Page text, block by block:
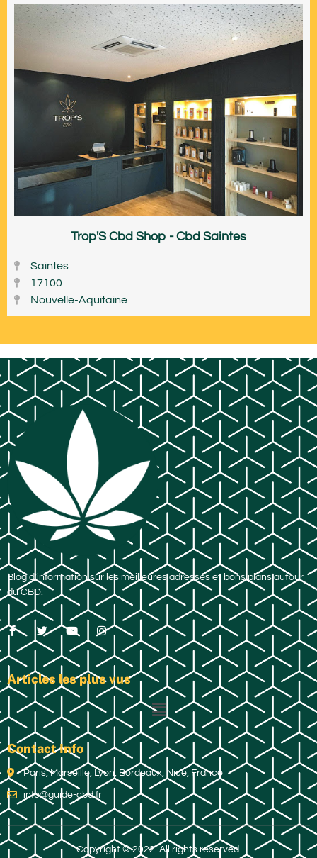
Trop'S Cbd Shop - Cbd Saintes
Saintes
17100
Nouvelle-Aquitaine
Blog d’information sur les meilleures adresses et bons plans autour
du CBD.
Articles les plus vus
Contact Info
Paris, Marseille, Lyon, Bordeaux, Nice, France
info@guide-cbd.fr
Copyright © 2022. All rights reserved.